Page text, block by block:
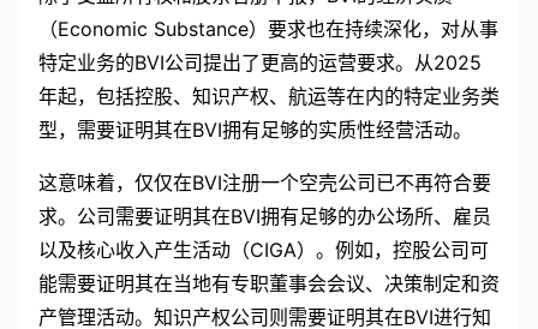
除了受益所有权和股东名册申报，BVI的经济实质
（Economic Substance）要求也在持续深化，对从事
特定业务的BVI公司提出了更高的运营要求。从2025
年起，包括控股、知识产权、航运等在内的特定业务类
这意味着，仅仅在BVI注册一个空壳公司已不再符合要
求。公司需要证明其在BVI拥有足够的办公场所、雇员
以及核心收入产生活动（CIGA）。例如，控股公司可
能需要证明其在当地有专职董事会会议、决策制定和资